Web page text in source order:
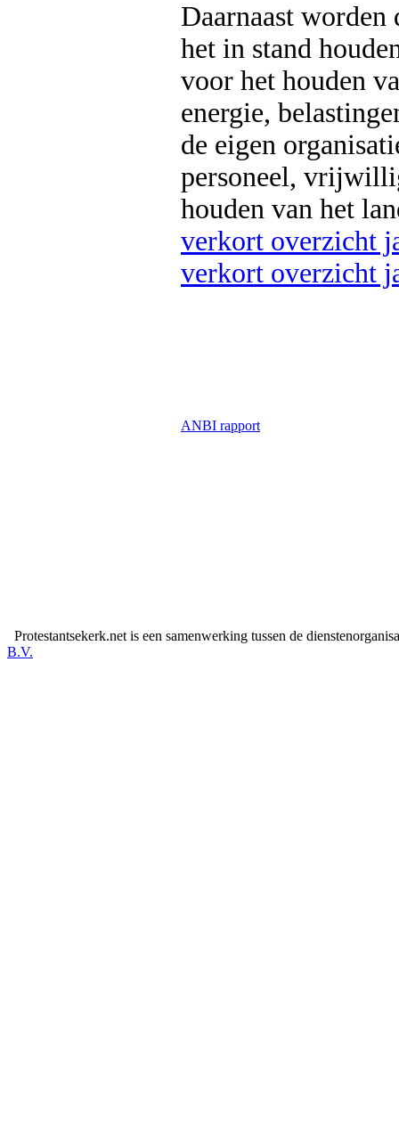
Daarnaast worden
het in stand
voor het houden
energie,
de eigen
personeel,
houden van het
verkort overzicht
verkort overzicht
ANBI rapport
Protestantsekerk.net is een samenwerking tussen de
B.V.